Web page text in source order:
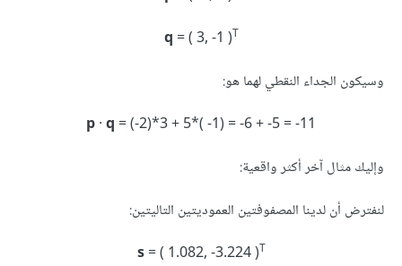
q = ( 3, -1 )T
وسيكون الجداء النقطي لهما هو:
p·q = (-2)*3 + 5*( -1) = -6 + -5 = -11‪
وإليك مثال آخر أكثر واقعية:
لنفترض أن لدينا المصفوفتين العموديتين التاليتين:
s= ( 1.082, -3.224 )T